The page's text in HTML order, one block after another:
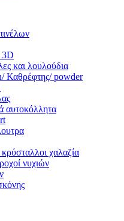
3D
και λουλούδια
Καθρέφτης/ powder
αυτοκόλλητα
χαλαζία
νυχιών